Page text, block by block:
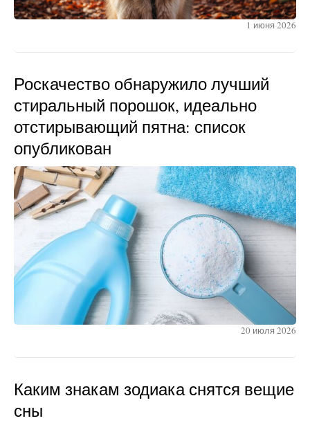
1 июня 2026
Роскачество обнаружило лучший
стиральный порошок, идеально
отстирывающий пятна: список
опубликован
20 июля 2026
Каким знакам зодиака снятся вещие
сны